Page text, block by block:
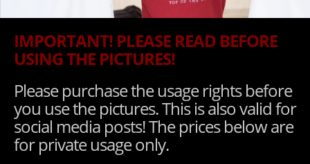
IMPORTANT! PLEASE READ BEFORE
USING THE PICTURES!
Please purchase the usage rights before
you use the pictures. This is also valid for
social media posts! The prices below are
for private usage only.